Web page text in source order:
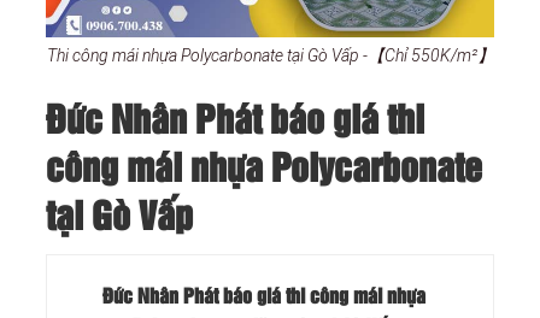
Thi công mái nhựa Polycarbonate tại Gò Vấp -【Chỉ 550K/m²】
Đức Nhân Phát báo giá thi
công mái nhựa Polycarbonate
tại Gò Vấp
Đức Nhân Phát báo giá thi công mái nhựa